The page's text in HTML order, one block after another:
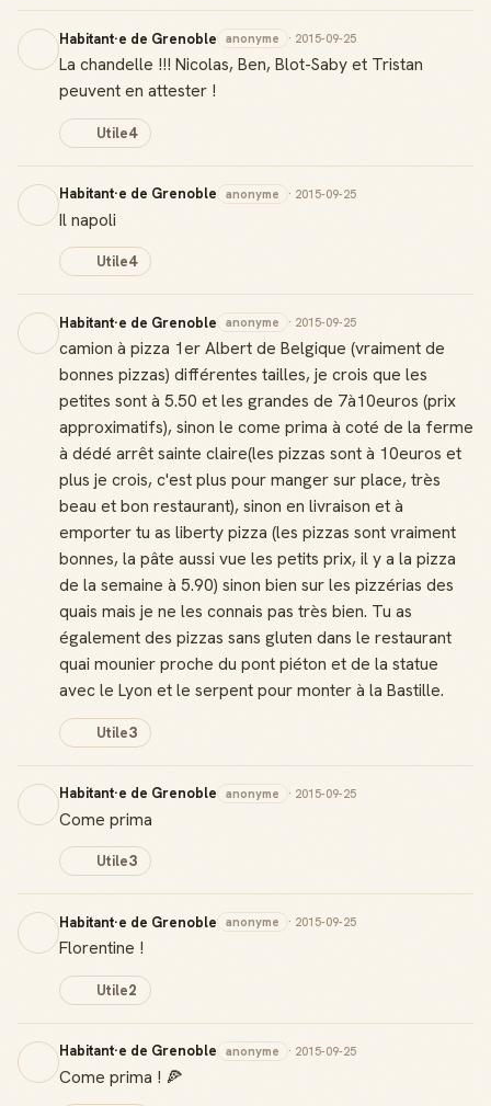
Habitant·e de Grenoble anonyme · 2015-09-25
La chandelle !!! Nicolas, Ben, Blot-Saby et Tristan
peuvent en attester !
Utile4
Habitant·e de Grenoble anonyme · 2015-09-25
Il napoli
Utile4
Habitant·e de Grenoble anonyme · 2015-09-25
camion à pizza 1er Albert de Belgique (vraiment de
bonnes pizzas) différentes tailles, je crois que les
petites sont à 5.50 et les grandes de 7à10euros (prix
approximatifs), sinon le come prima à coté de la ferme
à dédé arrêt sainte claire(les pizzas sont à 10euros et
plus je crois, c'est plus pour manger sur place, très
beau et bon restaurant), sinon en livraison et à
emporter tu as liberty pizza (les pizzas sont vraiment
bonnes, la pâte aussi vue les petits prix, il y a la pizza
de la semaine à 5.90) sinon bien sur les pizzérias des
quais mais je ne les connais pas très bien. Tu as
également des pizzas sans gluten dans le restaurant
quai mounier proche du pont piéton et de la statue
avec le Lyon et le serpent pour monter à la Bastille.
Utile3
Habitant·e de Grenoble anonyme · 2015-09-25
Come prima
Utile3
Habitant·e de Grenoble anonyme · 2015-09-25
Florentine !
Utile2
Habitant·e de Grenoble anonyme · 2015-09-25
Come prima ! 🍕